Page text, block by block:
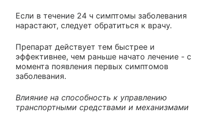
Если в течение 24 ч симптомы заболевания
нарастают, следует обратиться к врачу.
Препарат действует тем быстрее и
эффективнее, чем раньше начато лечение - с
момента появления первых симптомов
заболевания.
Влияние на способность к управлению
транспортными средствами и механизмами